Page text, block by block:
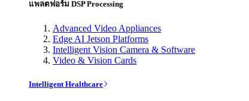
แพลตฟอร์ม DSP Processing
Advanced Video Appliances
Edge AI Jetson Platforms
Intelligent Vision Camera & Software
Video & Vision Cards
Intelligent Healthcare